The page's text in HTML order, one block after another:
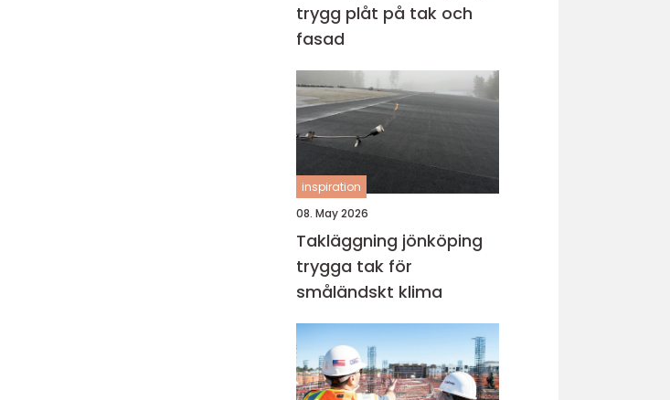
trygg plåt på tak och
fasad
inspiration
08. May 2026
Takläggning jönköping
trygga tak för
småländskt klima